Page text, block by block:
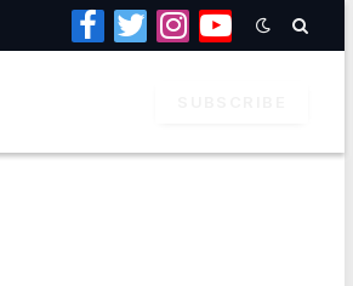
Facebook
TwitterInstagramYouTube